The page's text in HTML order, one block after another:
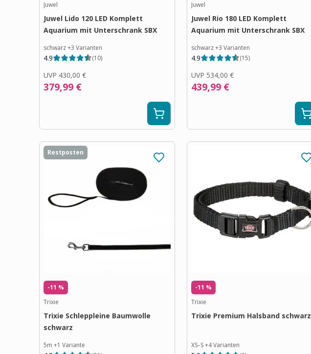
Juwel
Juwel Lido 120 LED Komplett
Aquarium mit Unterschrank SBX
schwarz+3 Varianten
4.9 (10)
UVP 430,00 €
379,99 €
Juwel
Juwel Rio 180 LED Komplett
Aquarium mit Unterschrank SBX
schwarz+3 Varianten
4.9 (15)
UVP 534,00 €
439,99 €
Restposten
-11 %
Trixie
Trixie Schleppleine Baumwolle
schwarz
5m +1 Variante
-11 %
Trixie
Trixie Premium Halsband schwarz
XS–S+4Varianten